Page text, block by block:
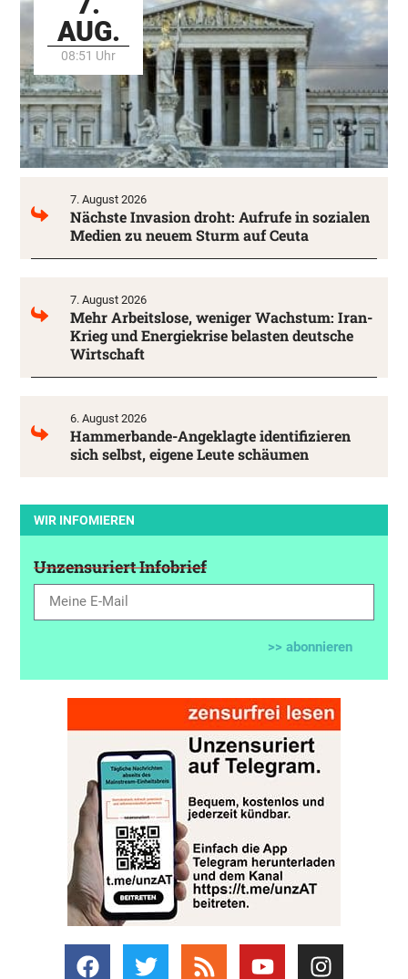
AUG.
08:51 Uhr
7. August 2026
Nächste Invasion droht: Aufrufe in sozialen
Medien zu neuem Sturm auf Ceuta
7. August 2026
Mehr Arbeitslose, weniger Wachstum: Iran-
Krieg und Energiekrise belasten deutsche
Wirtschaft
6. August 2026
Hammerbande-Angeklagte identifizieren
sich selbst, eigene Leute schäumen
WIR INFOMIEREN
Unzensuriert Infobrief
>> abonnieren